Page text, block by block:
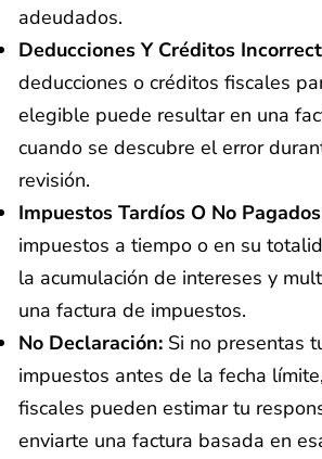
adeudados.
Deducciones Y Créditos
deducciones o créditos fiscales
elegible puede resultar en una
cuando se descubre el error
revisión.
Impuestos Tardíos O No
impuestos a tiempo o en su
la acumulación de intereses y
una factura de impuestos.
No Declaración: Si no presentas
impuestos antes de la fecha
fiscales pueden estimar tu
enviarte una factura basada en